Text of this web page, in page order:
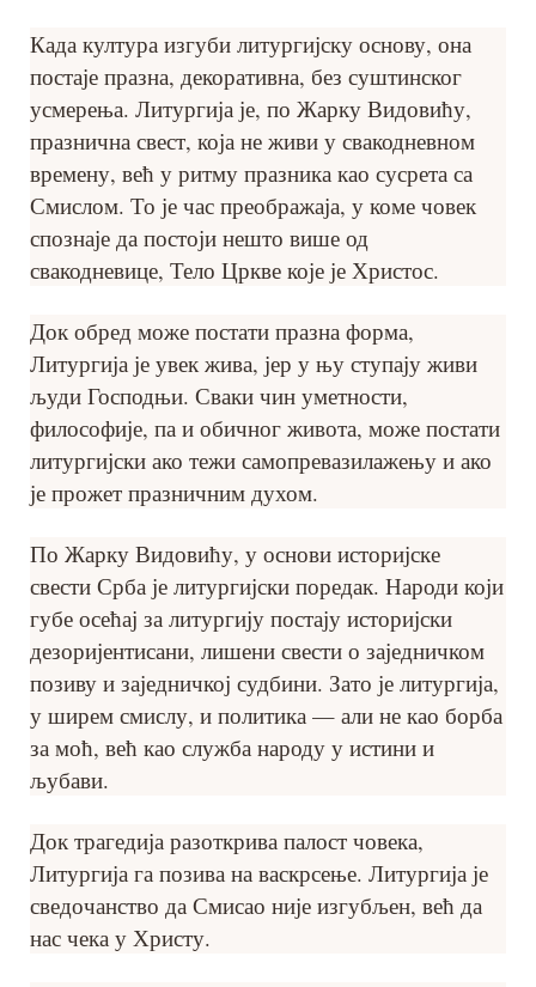
Када култура изгуби литургијску основу, она
постаје празна, декоративна, без суштинског
усмерења. Литургија је, по Жарку Видовићу,
празнична свест, која не живи у свакодневном
времену, већ у ритму празника као сусрета са
Смислом. То је час преображаја, у коме човек
спознаје да постоји нешто више од
свакодневице, Тело Цркве које је Христос.
Док обред може постати празна форма,
Литургија је увек жива, јер у њу ступају живи
људи Господњи. Сваки чин уметности,
философије, па и обичног живота, може постати
литургијски ако тежи самопревазилажењу и ако
је прожет празничним духом.
По Жарку Видовићу, у основи историјске
свести Срба је литургијски поредак. Народи који
губе осећај за литургију постају историјски
дезоријентисани, лишени свести о заједничком
позиву и заједничкој судбини. Зато је литургија,
у ширем смислу, и политика — али не као борба
за моћ, већ као служба народу у истини и
љубави.
Док трагедија разоткрива палост човека,
Литургија га позива на васкрсење. Литургија је
сведочанство да Смисао није изгубљен, већ да
нас чека у Христу.